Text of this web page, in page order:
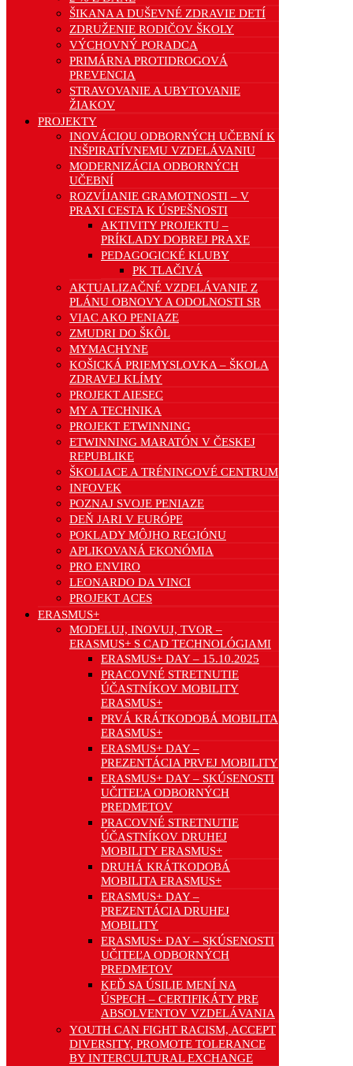
ŠIKANA A DUŠEVNÉ ZDRAVIE DETÍ
ZDRUŽENIE RODIČOV ŠKOLY
VÝCHOVNÝ PORADCA
PRIMÁRNA PROTIDROGOVÁ
PREVENCIA
STRAVOVANIE A UBYTOVANIE
ŽIAKOV
PROJEKTY
INOVÁCIOU ODBORNÝCH UČEBNÍ K
INŠPIRATÍVNEMU VZDELÁVANIU
MODERNIZÁCIA ODBORNÝCH
UČEBNÍ
ROZVÍJANIE GRAMOTNOSTI – V
PRAXI CESTA K ÚSPEŠNOSTI
AKTIVITY PROJEKTU –
PRÍKLADY DOBREJ PRAXE
PEDAGOGICKÉ KLUBY
PK TLAČIVÁ
AKTUALIZAČNÉ VZDELÁVANIE Z
PLÁNU OBNOVY A ODOLNOSTI SR
VIAC AKO PENIAZE
ZMUDRI DO ŠKÔL
MYMACHYNE
KOŠICKÁ PRIEMYSLOVKA – ŠKOLA
ZDRAVEJ KLÍMY
PROJEKT AIESEC
MY A TECHNIKA
PROJEKT ETWINNING
ETWINNING MARATÓN V ČESKEJ
REPUBLIKE
ŠKOLIACE A TRÉNINGOVÉ CENTRUM
INFOVEK
POZNAJ SVOJE PENIAZE
DEŇ JARI V EURÓPE
POKLADY MÔJHO REGIÓNU
APLIKOVANÁ EKONÓMIA
PRO ENVIRO
LEONARDO DA VINCI
PROJEKT ACES
ERASMUS+
MODELUJ, INOVUJ, TVOR –
ERASMUS+ S CAD TECHNOLÓGIAMI
ERASMUS+ DAY – 15.10.2025
PRACOVNÉ STRETNUTIE
ÚČASTNÍKOV MOBILITY
ERASMUS+
PRVÁ KRÁTKODOBÁ MOBILITA
ERASMUS+
ERASMUS+ DAY –
PREZENTÁCIA PRVEJ MOBILITY
ERASMUS+ DAY – SKÚSENOSTI
UČITEĽA ODBORNÝCH
PREDMETOV
PRACOVNÉ STRETNUTIE
ÚČASTNÍKOV DRUHEJ
MOBILITY ERASMUS+
DRUHÁ KRÁTKODOBÁ
MOBILITA ERASMUS+
ERASMUS+ DAY –
PREZENTÁCIA DRUHEJ
MOBILITY
ERASMUS+ DAY – SKÚSENOSTI
UČITEĽA ODBORNÝCH
PREDMETOV
KEĎ SA ÚSILIE MENÍ NA
ÚSPECH – CERTIFIKÁTY PRE
ABSOLVENTOV VZDELÁVANIA
YOUTH CAN FIGHT RACISM, ACCEPT
DIVERSITY, PROMOTE TOLERANCE
BY INTERCULTURAL EXCHANGE